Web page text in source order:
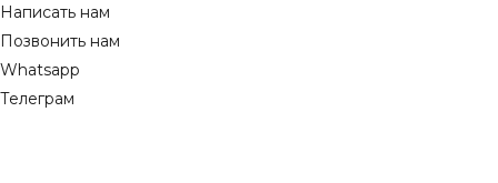
Написать нам
Позвонить нам
Whatsapp
Телеграм